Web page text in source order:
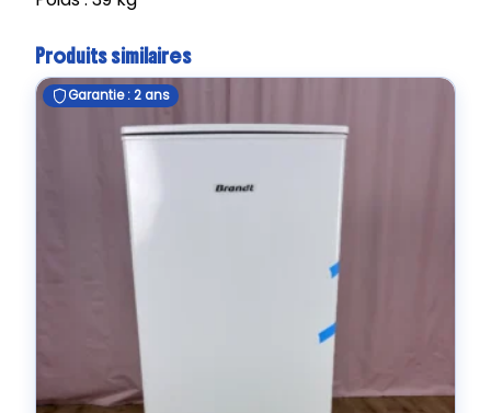
Produits similaires
Garantie : 2 ans